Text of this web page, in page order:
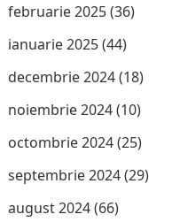
februarie 2025(36)
ianuarie 2025(44)
decembrie 2024(18)
noiembrie 2024(10)
octombrie 2024(25)
septembrie 2024(29)
august 2024(66)